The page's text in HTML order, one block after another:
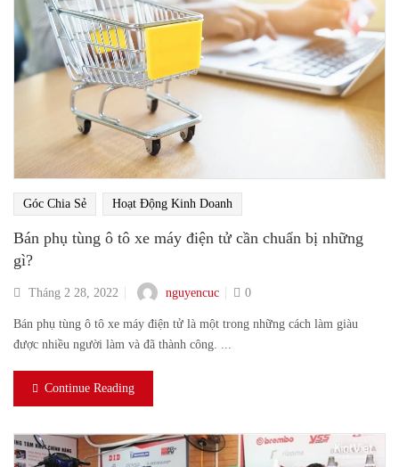
Góc Chia Sẻ Hoạt Động Kinh Doanh
Bán phụ tùng ô tô xe máy điện tử cần chuẩn bị những
gì?
Tháng 2 28, 2022 nguyencuc 0
Bán phụ tùng ô tô xe máy điện tử là một trong những cách làm giàu
được nhiều người làm và đã thành công. ...
Continue Reading